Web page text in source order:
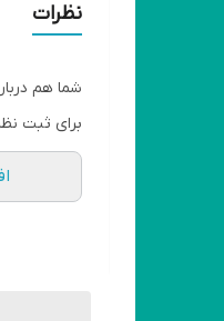
نظرات
شما هم
برای ثبت